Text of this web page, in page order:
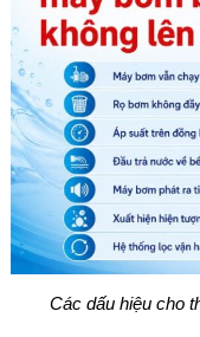
Các dấu hiệu cho